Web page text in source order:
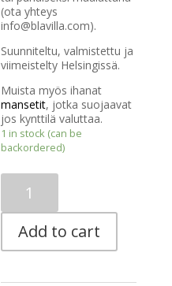
(ota yhteys
info@blavilla.com).
Suunniteltu, valmistettu ja
viimeistelty Helsingissä.
Muista myös ihanat
mansetit, jotka suojaavat
jos kynttilä valuttaa.
1 in stock (can be
backordered)
betonipukki
quantity
Add to cart